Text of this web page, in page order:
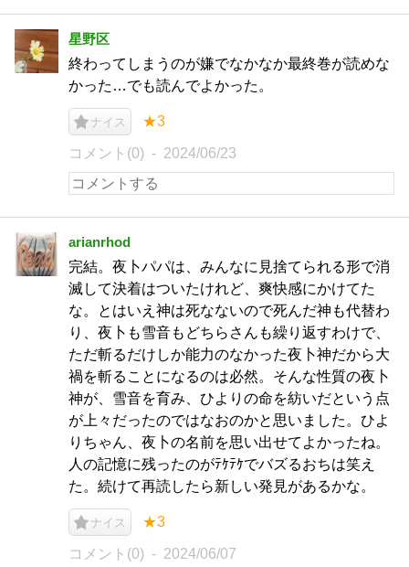
星野区
終わってしまうのが嫌でなかなか最終巻が読めな
かった…でも読んでよかった。
ナイス ★3
コメント(0) 2024/06/23
arianrhod
完結。夜卜パパは、みんなに見捨てられる形で消
滅して決着はついたけれど、爽快感にかけてた
な。とはいえ神は死なないので死んだ神も代替わ
り、夜卜も雪音もどちらさんも繰り返すわけで、
ただ斬るだけしか能力のなかった夜卜神だから大
禍を斬ることになるのは必然。そんな性質の夜卜
神が、雪音を育み、ひよりの命を紡いだという点
が上々だったのではなおのかと思いました。ひよ
りちゃん、夜卜の名前を思い出せてよかったね。
人の記憶に残ったのがﾃｹﾃｹでバズるおちは笑え
た。続けて再読したら新しい発見があるかな。
ナイス ★3
コメント(0) 2024/06/07